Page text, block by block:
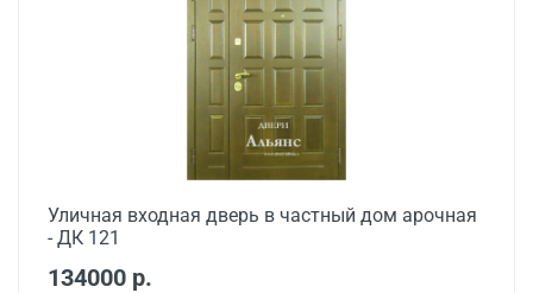
Демонтаж старой
деревянной двери
от 600
металлической двери
от 1000
от 650
Расширение проема
Уличная входная дверь в частный дом арочная
- ДК 121
134000 р.